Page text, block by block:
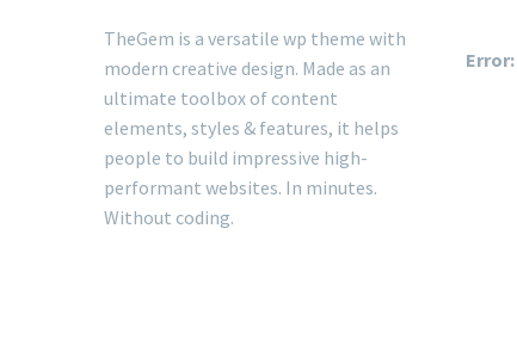
TheGem is a versatile wp theme with
modern creative design. Made as an
ultimate toolbox of content
elements, styles & features, it helps
people to build impressive high-
performant websites. In minutes.
Without coding.
Error: